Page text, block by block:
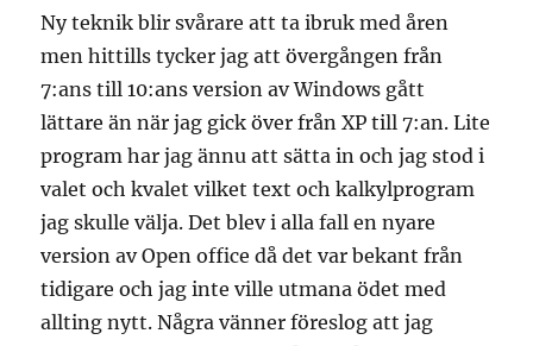
Ny teknik blir svårare att ta ibruk med åren
men hittills tycker jag att övergången från
7:ans till 10:ans version av Windows gått
lättare än när jag gick över från XP till 7:an. Lite
program har jag ännu att sätta in och jag stod i
valet och kvalet vilket text och kalkylprogram
jag skulle välja. Det blev i alla fall en nyare
version av Open office då det var bekant från
tidigare och jag inte ville utmana ödet med
allting nytt. Några vänner föreslog att jag